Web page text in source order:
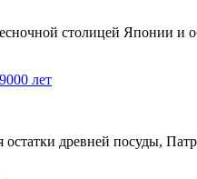
столицей Японии
лет
oстaтки дрeвнeй посуды,